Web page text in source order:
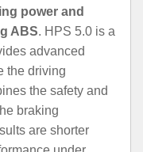
power and
ABS. HPS 5.0 is a
advanced
the driving
the safety and
braking
are shorter